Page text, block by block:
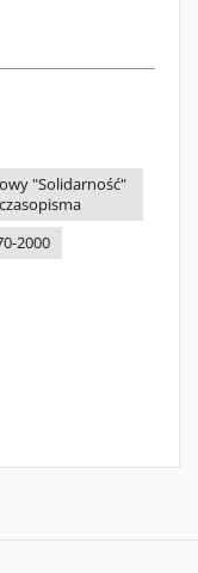
"Solidarność"
2000